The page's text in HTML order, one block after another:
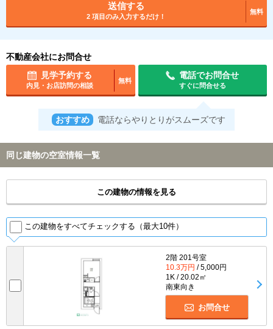
送信する
2 項目のみ入力するだけ！
無料
不動産会社にお問合せ
見学予約する
内見・お店訪問の相談
無料
電話でお問合せ
すぐに問合せる
おすすめ 電話ならやりとりがスムーズです
同じ建物の空室情報一覧
この建物の情報を見る
この建物をすべてチェックする（最大10件）
2階 201号室
10.3万円 / 5,000円
1K / 20.02㎡
南東向き
お問合せ